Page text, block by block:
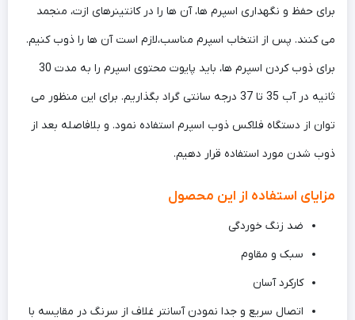
برای حفظ و نگهداری اسپرم ها، آن ها را در کانتینرهای ازت، منجمد
می کنند. پس از انتخاب اسپرم مناسب،لازم است آن ها را ذوب کنیم.
برای ذوب کردن اسپرم ها، باید پایوت محتوی اسپرم را به مدت 30
ثانیه در آب 35 تا 37 درجه سانتی گراد بگذاریم. برای این منظور می
توان از دستگاه فلاکس ذوب اسپرم استفاده نمود. و بلافاصله بعد از
ذوب شدن مورد استفاده قرار دهیم.
مزایای استفاده از این محصول
ضد زنگ خوردگی
سبک و مقاوم
کارکرد آسان
اتصال سریع و جدا نمودن آسانتر غلاف از سرنگ در مقایسه با